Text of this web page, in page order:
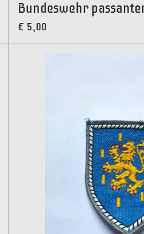
Bundeswehr
€ 5,00